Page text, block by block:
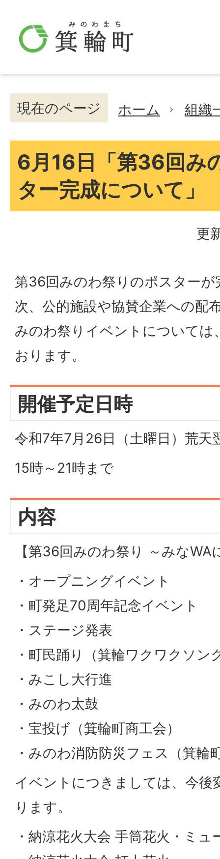
現在のページ ホーム 組織
6月16日「第36回み
ター完成について」
更
第36回みのわ祭りのポスターが
次、公的施設や協賛企業への配
みのわ祭りイベントについては
おります。
開催予定日時
令和7年7月26日（土曜日）荒天
15時～21時まで
内容
【第36回みのわ祭り ～みなWA
・オープニングイベント
・町発足70周年記念イベント
・ステージ発表
・町民踊り（箕輪ワクワクソン
・みこし大行進
・みのわ太鼓
・宝投げ（箕輪町商工会）
・みのわ消防防災フェス（箕輪
イベントにつきましては、今後
ります。
・納涼花火大会 手筒花火・ミ